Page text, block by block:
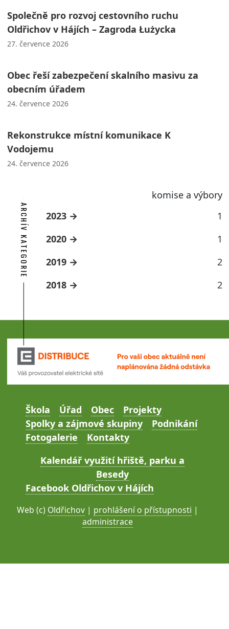
Společně pro rozvoj cestovního ruchu
Oldřichov v Hájích – Zagroda Łużycka
27. července 2026
Obec řeší zabezpečení skalního masivu za
obecním úřadem
24. července 2026
Rekonstrukce místní komunikace K
Vodojemu
24. července 2026
komise a výbory
ARCHÍV KATEGORIE 2023
1
2020
1
2019
2
2018
2
Škola Úřad Obec
Projekty
Spolky a zájmové skupiny
Podnikání
Fotogalerie
Kontakty
Kalendář využití hřiště, parku a
Besedy
Facebook Oldřichov v Hájích
Web (c) Oldřichov | prohlášení o přístupnosti |
administrace